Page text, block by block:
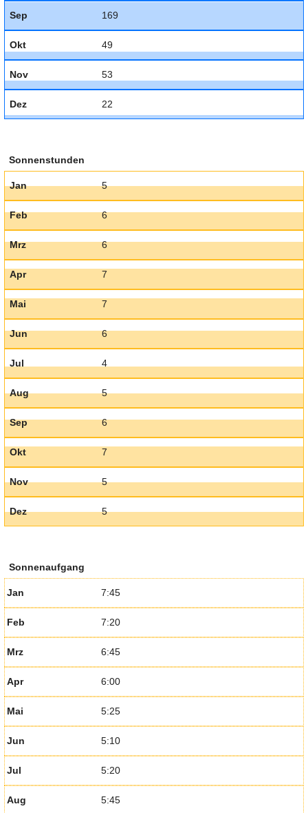
Sep 169
Okt 49
Nov 53
Dez 22
Sonnenstunden
Jan 5
Feb 6
Mrz 6
Apr 7
Mai 7
Jun 6
Jul 4
Aug 5
Sep 6
Okt 7
Nov 5
Dez 5
Sonnenaufgang
Jan 7:45
Feb 7:20
Mrz 6:45
Apr 6:00
Mai 5:25
Jun 5:10
Jul 5:20
Aug 5:45